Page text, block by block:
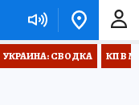
УКРАИНА: СВОДКА КП В